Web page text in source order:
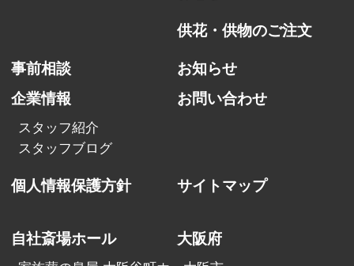
供花・供物のご注文
事前相談
お知らせ
企業情報
スタッフ紹介
スタッフブログ
お問い合わせ
個人情報保護方針 サイトマップ
自社斎場ホール 大阪府